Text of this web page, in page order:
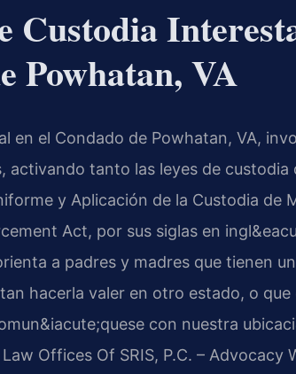
Custodia
Powhatan, VA
en el Condado de Powhatan, VA,
activando tanto las leyes de custodia
y Aplicación de la Custodia de
Act, por sus siglas en
a padres y madres que tienen
hacerla valer en otro estado, o
con nuestra
Offices Of SRIS, P.C. – Advocacy